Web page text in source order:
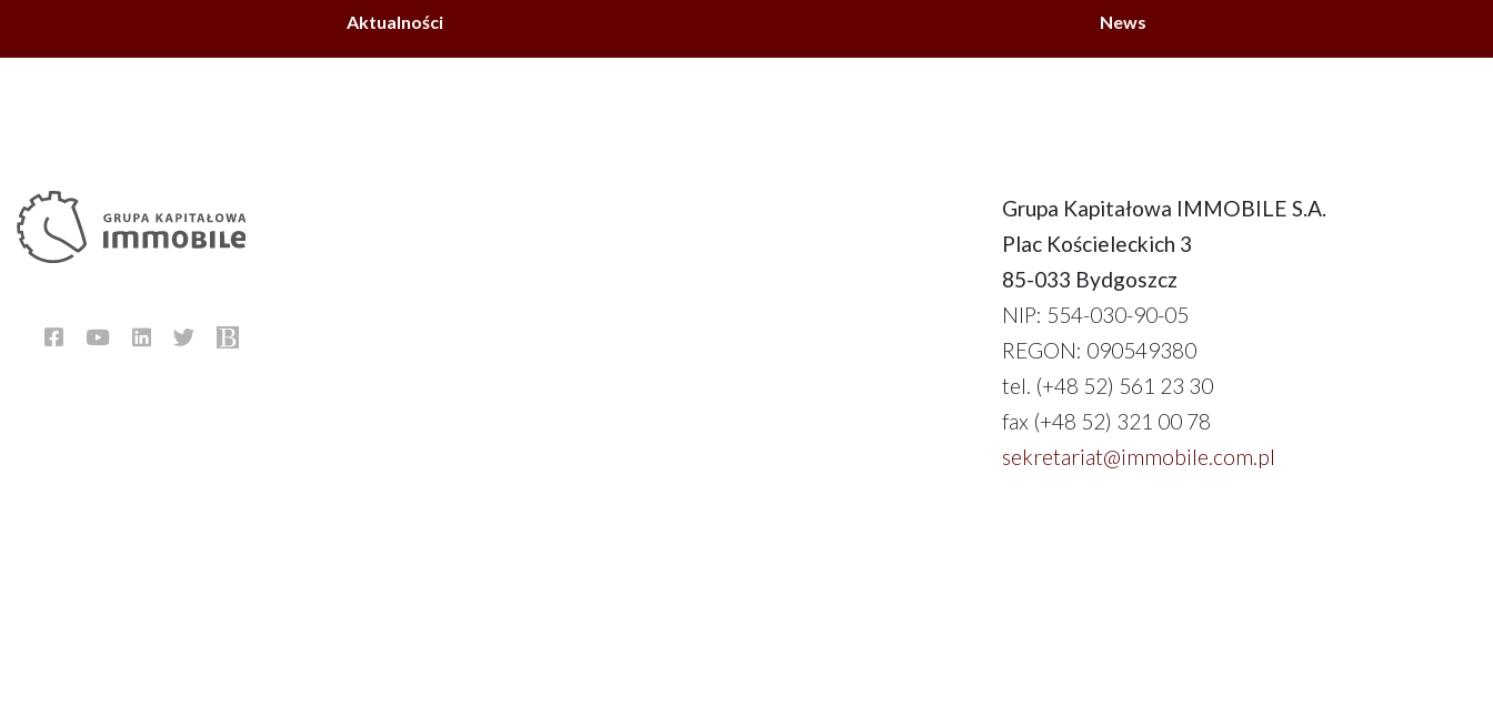
Aktualności News
Grupa Kapitałowa IMMOBILE S.A.
Plac Kościeleckich 3
85-033 Bydgoszcz
NIP: 554-030-90-05
REGON: 090549380
tel. (+48 52) 561 23 30
fax (+48 52) 321 00 78
sekretariat@immobile.com.pl